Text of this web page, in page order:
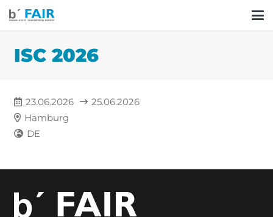
ISC 2026
23.06.2026
25.06.2026
Hamburg
DE